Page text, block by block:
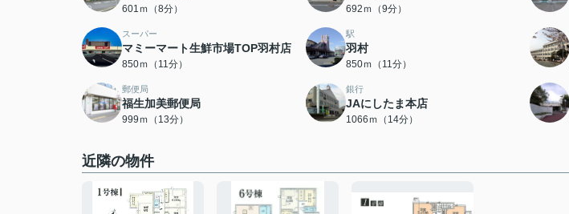
601ｍ（8分） 692ｍ（9分）
スーパー
マミーマート生鮮市場TOP羽村店
850ｍ（11分）
駅
羽村
850ｍ（11分）
郵便局
福生加美郵便局
999ｍ（13分）
銀行
JAにしたま本店
1066ｍ（14分）
近隣の物件